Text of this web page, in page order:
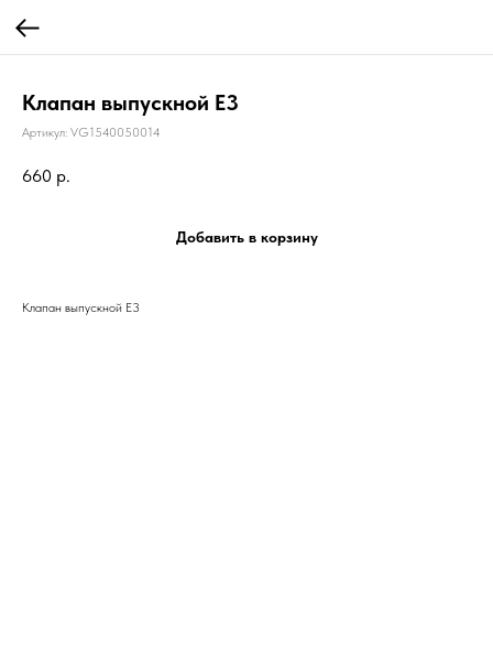
Клапан выпускной Е3
Артикул: VG1540050014
660 р.
Добавить в корзину
Клапан выпускной Е3